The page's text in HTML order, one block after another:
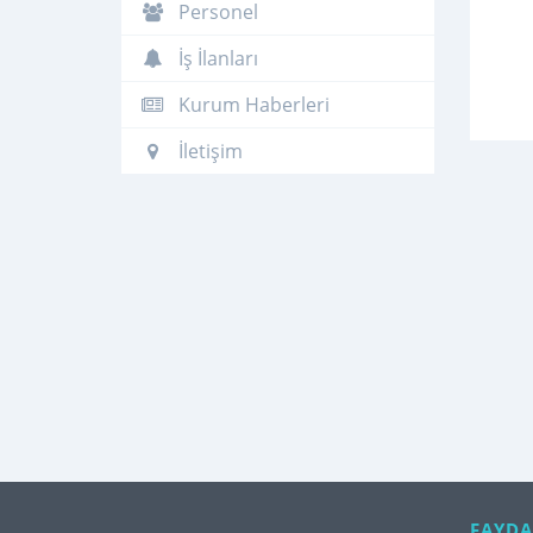
Personel
İş İlanları
Kurum Haberleri
İletişim